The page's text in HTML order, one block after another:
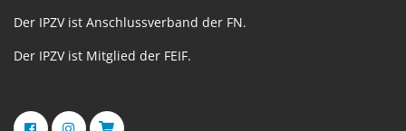
Der IPZV ist Anschlussverband der FN.
Der IPZV ist Mitglied der FEIF.